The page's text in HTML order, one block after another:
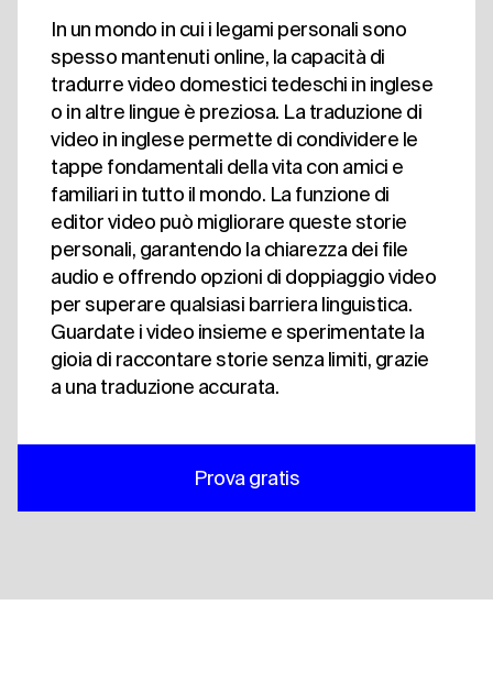
In un mondo in cui i legami personali sono
spesso mantenuti online, la capacità di
tradurre video domestici tedeschi in inglese
o in altre lingue è preziosa. La traduzione di
video in inglese permette di condividere le
tappe fondamentali della vita con amici e
familiari in tutto il mondo. La funzione di
editor video può migliorare queste storie
personali, garantendo la chiarezza dei file
audio e offrendo opzioni di doppiaggio video
per superare qualsiasi barriera linguistica.
Guardate i video insieme e sperimentate la
gioia di raccontare storie senza limiti, grazie
a una traduzione accurata.
Prova gratis